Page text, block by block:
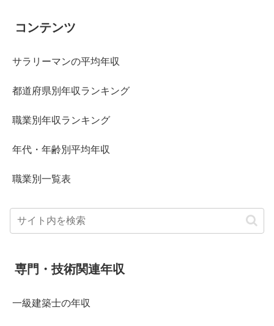
コンテンツ
サラリーマンの平均年収
都道府県別年収ランキング
職業別年収ランキング
年代・年齢別平均年収
職業別一覧表
専門・技術関連年収
一級建築士の年収